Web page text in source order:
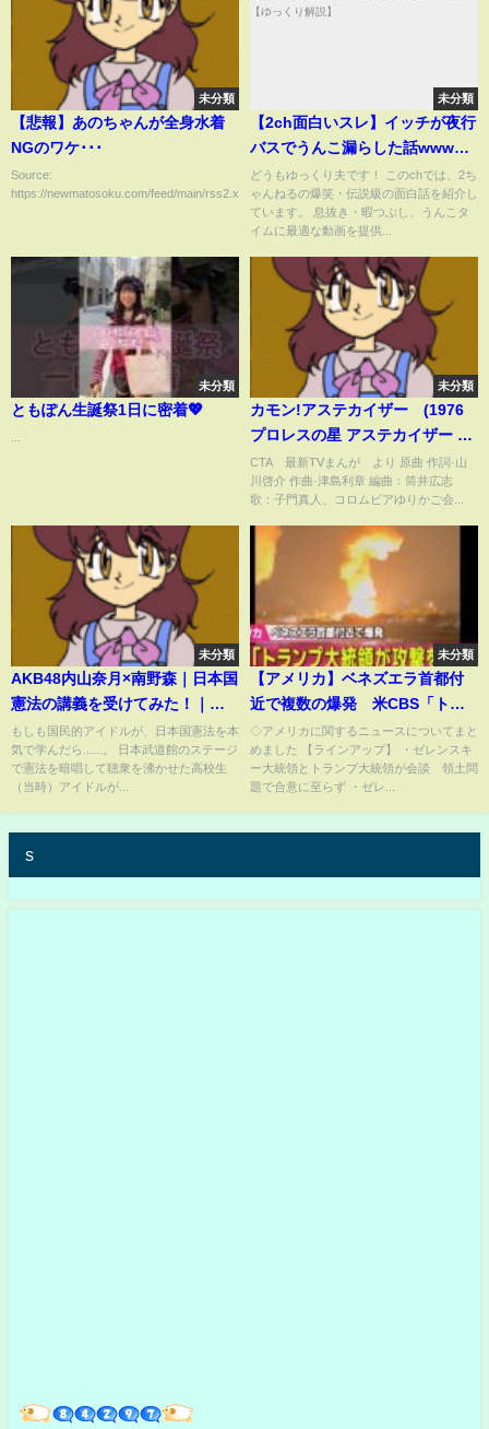
未分類
【悲報】あのちゃんが全身水着
NGのワケ･･･
Source:
https://newmatosoku.com/feed/main/rss2.xml...
未分類
【2ch面白いスレ】イッチが夜行
バスでうんこ漏らした話www←
人生終了でワロタｗｗ【ゆっく
り解説】
どうもゆっくり夫です！ このchでは、2ち
ゃんねるの爆笑・伝説級の面白話を紹介し
ています。 息抜き・暇つぶし、うんこタ
イムに最適な動画を提供...
未分類
ともぽん生誕祭1日に密着💖
未分類
カモン!アステカイザー (1976
プロレスの星 アステカイザー 主
題歌）パチソン
CTA 最新TVまんが より 原曲 作詞·山
川啓介 作曲·津島利章 編曲：筒井広志
歌：子門真人、コロムビアゆりかご会...
未分類
AKB48内山奈月×南野森｜日本国
憲法の講義を受けてみた！｜
『憲法主義』 (PHP研究所刊）
もしも国民的アイドルが、日本国憲法を本
気で学んだら......。 日本武道館のステージ
で憲法を暗唱して聴衆を沸かせた高校生
（当時）アイドルが...
未分類
【アメリカ】ベネズエラ首都付
近で複数の爆発 米CBS「トラ
ンプ大統領が攻撃を命じた」
正式発表はなし」── 国際ニュー
スライブ（日テレNEWS LIVE）
◇アメリカに関するニュースについてまと
めました 【ラインアップ】 ・ゼレンスキ
ー大統領とトランプ大統領が会談 領土問
題で合意に至らず ・ゼレ...
s